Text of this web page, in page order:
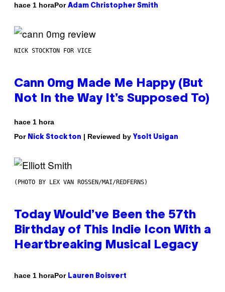
hace 1 horaPor Adam Christopher Smith
NICK STOCKTON FOR VICE
Cann 0mg Made Me Happy (But
Not In the Way It’s Supposed To)
hace 1 hora
Por Nick Stockton | Reviewed by Ysolt Usigan
(PHOTO BY LEX VAN ROSSEN/MAI/REDFERNS)
Today Would’ve Been the 57th
Birthday of This Indie Icon With a
Heartbreaking Musical Legacy
hace 1 horaPor Lauren Boisvert